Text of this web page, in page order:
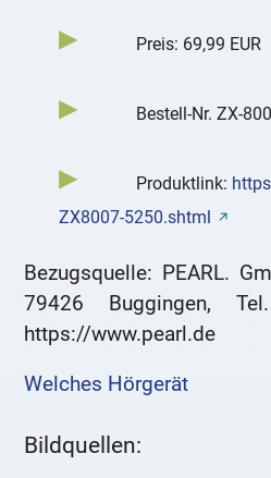
Preis: 69,99 EUR
Bestell-Nr. ZX-
Produktlink:
ZX8007-5250.shtml
Bezugsquelle: PEARL.
79426 Buggingen,
https://www.pearl.de
Welches Hörgerät
Bildquellen: